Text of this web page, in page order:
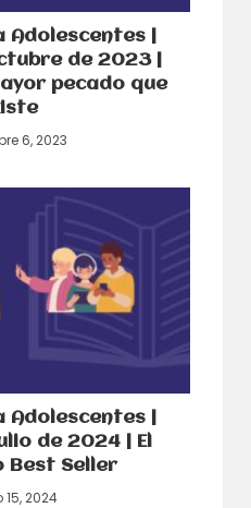
|
de 2023 |
pecado que
6, 2023
|
de 2024 | El
Best Seller
15, 2024